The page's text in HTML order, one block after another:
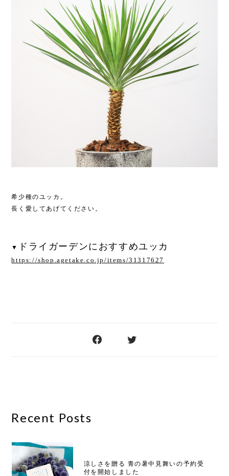
希少種のユッカ。
長く愛してあげてください。
▼ ドライガーデンにおすすめユッカ
https://shop.agetake.co.jp/items/31317627
Recent Posts
涼しさを贈る 青の暑中見舞いの予約受
付を開始しました